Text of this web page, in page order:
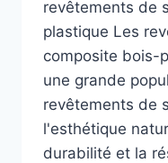
revêtements de
plastique Les
composite bois-
une grande
revêtements de
l'esthétique
durabilité et la